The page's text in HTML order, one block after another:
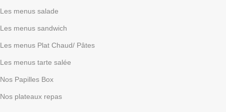
Les menus salade
Les menus sandwich
Les menus Plat Chaud/ Pâtes
Les menus tarte salée
Nos Papilles Box
Nos plateaux repas